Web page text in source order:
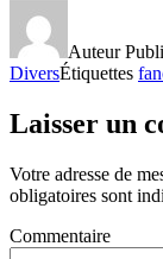
Auteur
DiversÉtiquettes
Laisser un
Votre adresse de
obligatoires sont
Commentaire